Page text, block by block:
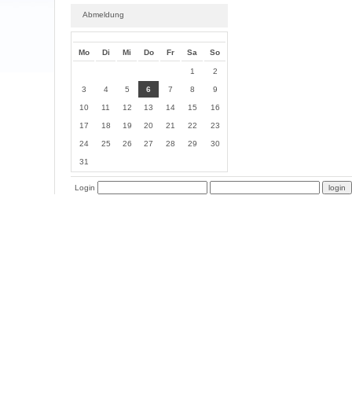
Abmeldung
Mo Di Mi Do Fr Sa So
1 2
3 4 5 6 7 8 9
10 11 12 13 14 15 16
17 18 19 20 21 22 23
24 25 26 27 28 29 30
31
Login